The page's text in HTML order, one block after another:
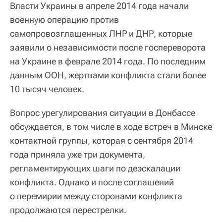
Власти Украины в апреле 2014 года начали
военную операцию против
самопровозглашенных ЛНР и ДНР, которые
заявили о независимости после госпереворота
на Украине в феврале 2014 года. По последним
данным ООН, жертвами конфликта стали более
10 тысяч человек.
Вопрос урегулирования ситуации в Донбассе
обсуждается, в том числе в ходе встреч в Минске
контактной группы, которая с сентября 2014
года приняла уже три документа,
регламентирующих шаги по деэскалации
конфликта. Однако и после соглашений
о перемирии между сторонами конфликта
продолжаются перестрелки.